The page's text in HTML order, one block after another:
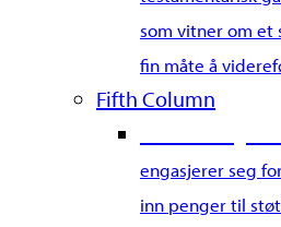
som vitner om et
fin måte å
Fifth Column
engasjerer seg
inn penger til